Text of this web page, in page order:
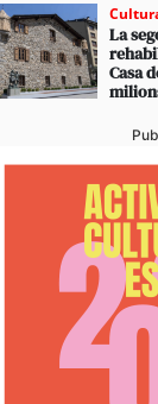
La
Casa